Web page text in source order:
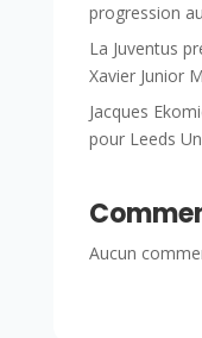
progression
La Juventus
Xavier Junior
Jacques
pour Leeds
Aucun